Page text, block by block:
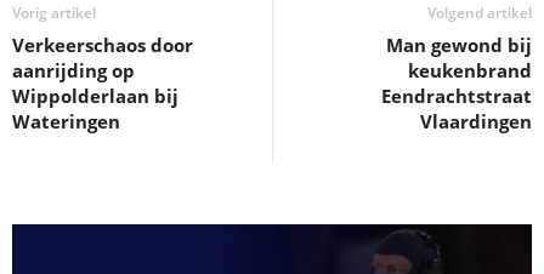
Vorig artikel
Verkeerschaos door
aanrijding op
Wippolderlaan bij
Wateringen
Volgend artikel
Man gewond bij
keukenbrand
Eendrachtstraat
Vlaardingen